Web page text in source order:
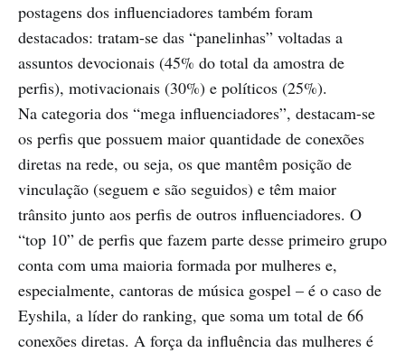
postagens dos influenciadores também foram
destacados: tratam-se das “panelinhas” voltadas a
assuntos devocionais (45% do total da amostra de
perfis), motivacionais (30%) e políticos (25%).
Na categoria dos “mega influenciadores”, destacam-se
os perfis que possuem maior quantidade de conexões
diretas na rede, ou seja, os que mantêm posição de
vinculação (seguem e são seguidos) e têm maior
trânsito junto aos perfis de outros influenciadores. O
“top 10” de perfis que fazem parte desse primeiro grupo
conta com uma maioria formada por mulheres e,
especialmente, cantoras de música gospel – é o caso de
Eyshila, a líder do ranking, que soma um total de 66
conexões diretas. A força da influência das mulheres é